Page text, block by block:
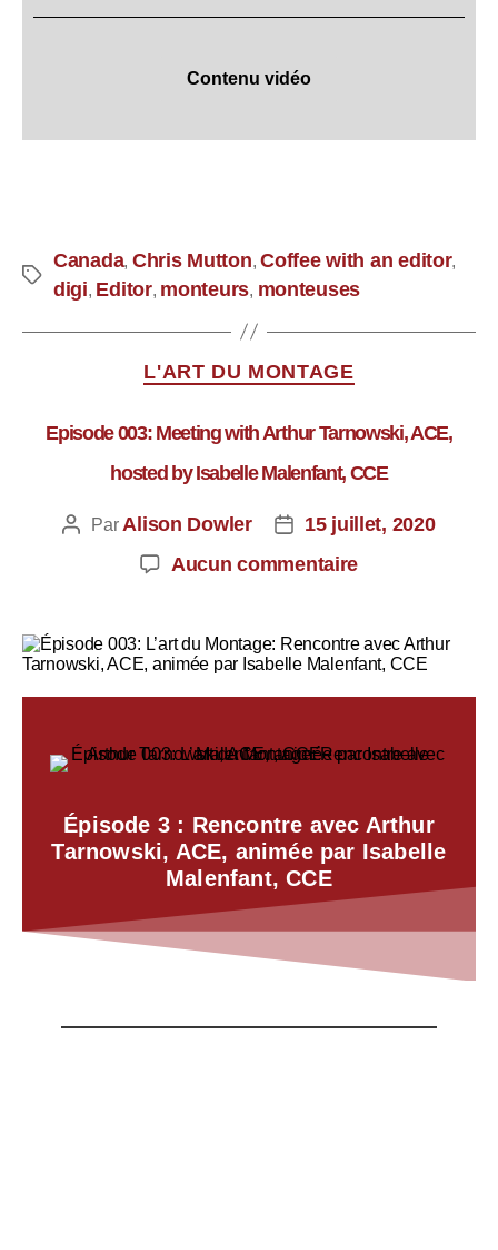
Contenu vidéo
Canada, Chris Mutton,Coffee with an editor,
digi, Editor, monteurs, monteuses
L'ART DU MONTAGE
Episode 003: Meeting with Arthur Tarnowski, ACE,
hosted by Isabelle Malenfant, CCE
ParAlison Dowler
15 juillet, 2020
Aucun commentaire
Épisode 3 : Rencontre avec Arthur
Tarnowski, ACE, animée par Isabelle
Malenfant, CCE